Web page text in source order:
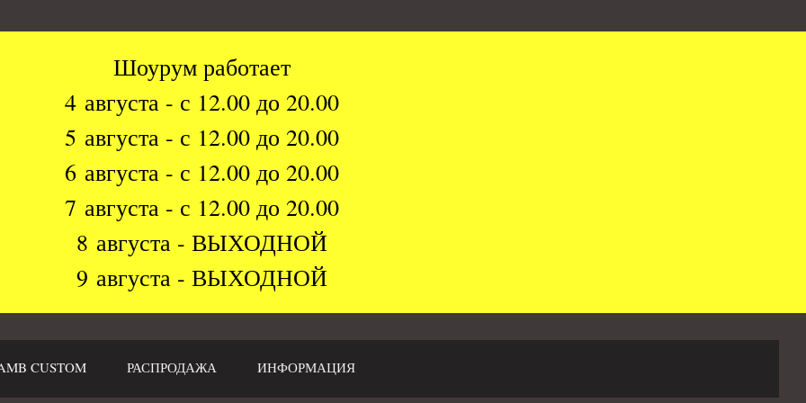
Шоурум работает
4 августа - с 12.00 до 20.00
5 августа - с 12.00 до 20.00
6 августа - с 12.00 до 20.00
7 августа - с 12.00 до 20.00
8 августа - ВЫХОДНОЙ
9 августа - ВЫХОДНОЙ
CUSTOM РАСПРОДАЖА ИНФОРМАЦИЯ